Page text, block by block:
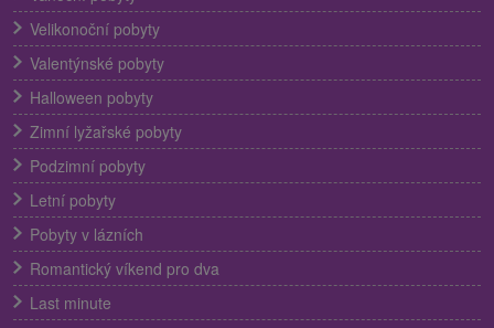
Velikonoční pobyty
Valentýnské pobyty
Halloween pobyty
Zimní lyžařské pobyty
Podzimní pobyty
Letní pobyty
Pobyty v lázních
Romantický víkend pro dva
Last minute